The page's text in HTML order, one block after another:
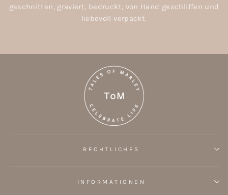
geschnitten, graviert, bedruckt, von Hand geschliffen und
liebevoll verpackt.
RECHTLICHES
INFORMATIONEN